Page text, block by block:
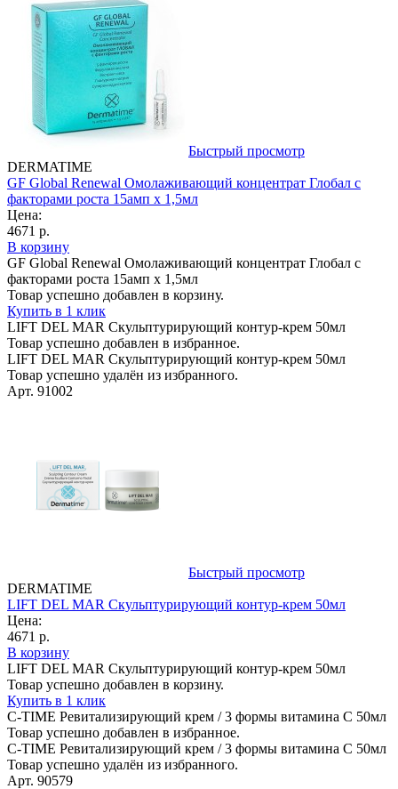
Быстрый просмотр
DERMATIME
GF Global Renewal Омолаживающий концентрат Глобал с
факторами роста 15амп х 1,5мл
Цена:
4671 р.
В корзину
GF Global Renewal Омолаживающий концентрат Глобал с
факторами роста 15амп х 1,5мл
Товар успешно добавлен в корзину.
Купить в 1 клик
LIFT DEL MAR Скульптурирующий контур-крем 50мл
Товар успешно добавлен в избранное.
LIFT DEL MAR Скульптурирующий контур-крем 50мл
Товар успешно удалён из избранного.
Арт. 91002
Быстрый просмотр
DERMATIME
LIFT DEL MAR Скульптурирующий контур-крем 50мл
Цена:
4671 р.
В корзину
LIFT DEL MAR Скульптурирующий контур-крем 50мл
Товар успешно добавлен в корзину.
Купить в 1 клик
C-TIME Ревитализирующий крем / 3 формы витамина С 50мл
Товар успешно добавлен в избранное.
C-TIME Ревитализирующий крем / 3 формы витамина С 50мл
Товар успешно удалён из избранного.
Арт. 90579